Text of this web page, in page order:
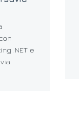
.NET e